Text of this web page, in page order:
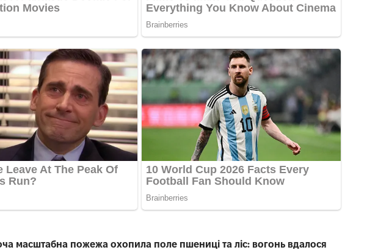
масштабна пожежа охопила поле пшениці та ліс: вогонь вдалося